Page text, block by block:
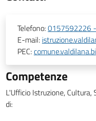
Telefono:0157592226
E-mail:
PEC:
Competenze
L'Ufficio Istruzione,
di: